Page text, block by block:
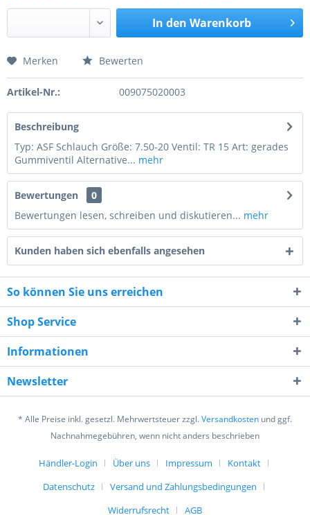
In den Warenkorb
Preis anfragen
4 + 8 = ?
Ich habe dieDatenschutzerklärunggelesen,
Mit * gekennzeichnete Felder sind Pflichtfelder.
Senden
Merken Bewerten
Artikel-Nr.: 009075020003
Beschreibung
Typ: ASF Schlauch Größe: 7.50-20 Ventil: TR 15 Art: gerades
Gummiventil Alternative... mehr
Bewertungen
0
Bewertungen lesen, schreiben und diskutieren... mehr
Kunden haben sich ebenfalls angesehen
So können Sie uns erreichen
Shop Service
Informationen
Newsletter
* Alle Preise inkl. gesetzl. Mehrwertsteuer zzgl.Versandkosten und ggf.
Nachnahmegebühren, wenn nicht anders beschrieben
Händler-Login Über uns Impressum
Kontakt
Datenschutz
Versand und Zahlungsbedingungen
Widerrufsrecht
AGB